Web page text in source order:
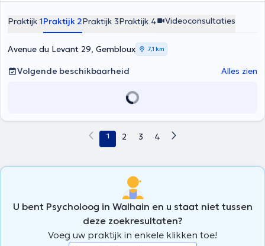
Praktijk 1Praktijk 2Praktijk 3Praktijk 4 Videoconsultaties
Avenue du Levant 29, Gembloux 7,1 km
Volgende beschikbaarheid Alles zien
1 2 3 4
U bent Psycholoog in Walhain en u staat niet tussen
deze zoekresultaten?
Voeg uw praktijk in enkele klikken toe!